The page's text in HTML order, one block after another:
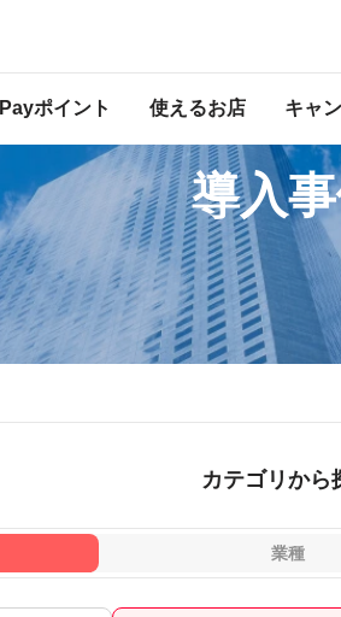
ポイント 使えるお店 キャ
導入
カテゴリから
業種